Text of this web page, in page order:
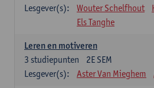
Lesgever(s):
Wouter Schelfhout
Els Tanghe
Leren en motiveren
2E SEM
3 studiepunten
Lesgever(s):
Aster Van Mieghem